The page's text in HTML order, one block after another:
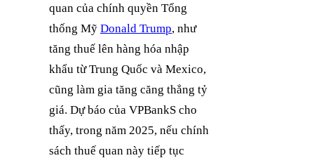
quan của chính quyền Tổng
thống Mỹ Donald Trump, như
tăng thuế lên hàng hóa nhập
khẩu từ Trung Quốc và Mexico,
cũng làm gia tăng căng thẳng tỷ
giá. Dự báo của VPBankS cho
thấy, trong năm 2025, nếu chính
sách thuế quan này tiếp tục